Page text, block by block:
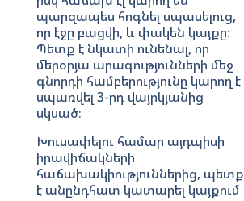
պարզապես հոգնել սպասելուց,
որ էջը բացվի, և փակեն կայքը։
Պետք է նկատի ունենալ, որ
մերօրյա արագությունների մեջ
գնորդի համբերությունը կարող է
սպառվել 3-րդ վայրկյանից
սկսած։
Խուսափելու համար այդպիսի
իրավիճակների
հաճախակիություններից, պետք
է անընդհատ կատարել կայքում